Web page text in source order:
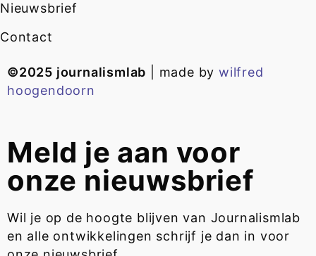
Nieuwsbrief
Contact
©2025 journalismlab | made bywilfred
hoogendoorn
Meld je aan voor
onze nieuwsbrief
Wil je op de hoogte blijven van Journalismlab
en alle ontwikkelingen schrijf je dan in voor